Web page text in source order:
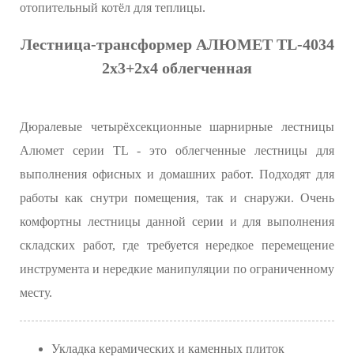
отопительный котёл для теплицы.
Лестница-трансформер АЛЮМЕТ TL-4034
2х3+2х4 облегченная
Дюралевые четырёхсекционные шарнирные лестницы
Алюмет серии TL - это облегченные лестницы для
выполнения офисных и домашних работ. Подходят для
работы как снутри помещения, так и снаружи. Очень
комфортны лестницы данной серии и для выполнения
складских работ, где требуется нередкое перемещение
инструмента и нередкие манипуляции по ограниченному
месту.
Укладка керамических и каменных плиток